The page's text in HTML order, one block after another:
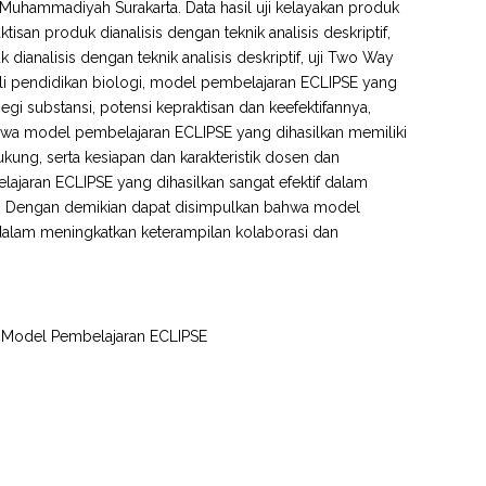
Surakarta. Data hasil uji kelayakan produk
produk dianalisis dengan teknik analisis deskriptif,
dengan teknik analisis deskriptif, uji Two Way
pendidikan biologi, model pembelajaran ECLIPSE yang
substansi, potensi kepraktisan dan keefektifannya,
model pembelajaran ECLIPSE yang dihasilkan memiliki
serta kesiapan dan karakteristik dosen dan
ECLIPSE yang dihasilkan sangat efektif dalam
demikian dapat disimpulkan bahwa model
meningkatkan keterampilan kolaborasi dan
Pembelajaran ECLIPSE